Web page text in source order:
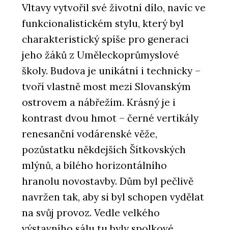
Vltavy vytvořil své životní dílo, navíc ve
funkcionalistickém stylu, který byl
charakteristický spíše pro generaci
jeho žáků z Uměleckoprůmyslové
školy. Budova je unikátní i technicky –
tvoří vlastně most mezi Slovanským
ostrovem a nábřežím. Krásný je i
kontrast dvou hmot – černé vertikály
renesanční vodárenské věže,
pozůstatku někdejších Šítkovských
mlýnů, a bílého horizontálního
hranolu novostavby. Dům byl pečlivě
navržen tak, aby si byl schopen vydělat
na svůj provoz. Vedle velkého